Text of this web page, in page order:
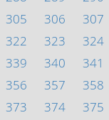
305 306 307
322 323 324
339 340 341
356 357 358
373 374 375